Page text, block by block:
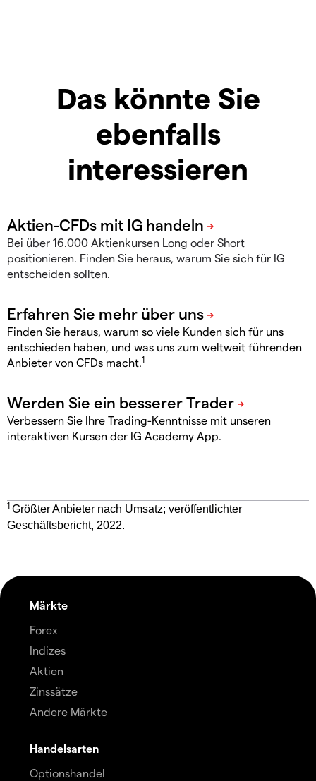
Das könnte Sie
ebenfalls
interessieren
Bei über 16.000 Aktienkursen Long oder Short
positionieren. Finden Sie heraus, warum Sie sich für IG
entscheiden sollten.
Finden Sie heraus, warum so viele Kunden sich für uns
entschieden haben, und was uns zum weltweit führenden
Anbieter von CFDs macht.1
Verbessern Sie Ihre Trading-Kenntnisse mit unseren
interaktiven Kursen der IG Academy App.
1 Größter Anbieter nach Umsatz; veröffentlichter
Geschäftsbericht, 2022.
Märkte
Forex
Indizes
Aktien
Zinssätze
Andere Märkte
Handelsarten
Optionshandel